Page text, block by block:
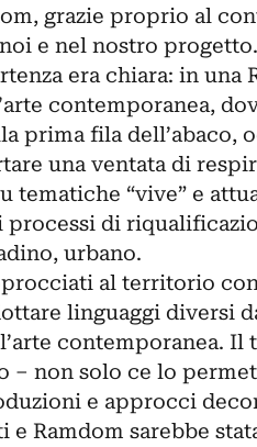
, grazie proprio al
e nel nostro progetto.
era chiara: in
contemporanea,
prima fila dell’abaco,
una ventata di
tematiche “vive” e
processi di
urbano.
al territorio
linguaggi diversi
contemporanea.
– non solo ce lo
e approcci
e Ramdom sarebbe